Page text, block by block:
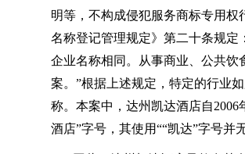
明等，不构成侵犯服务商标专用
名称登记管理规定》第二十条规定
企业名称相同。从事商业、公共
案。”根据上述规定，特定的行业
称。本案中，达州凯达酒店自
酒店”字号，其使用““凯达”字号